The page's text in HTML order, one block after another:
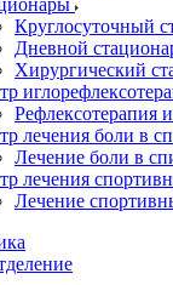
Круглосуточный
Дневной
Хирургический
Рефлексотерапия
лечения боли в
Лечение боли в
лечения
Лечение